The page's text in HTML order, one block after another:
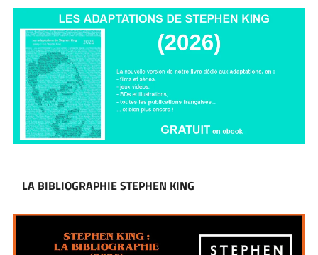
LA BIBLIOGRAPHIE STEPHEN KING